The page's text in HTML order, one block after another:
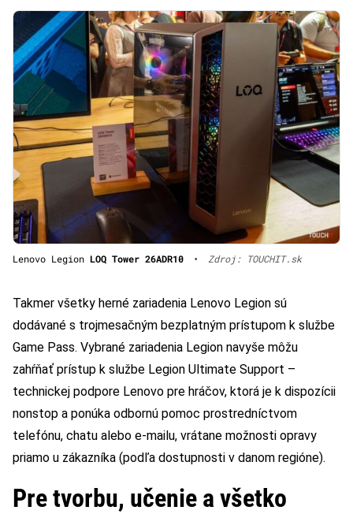
Lenovo Legion LOQ Tower 26ADR10 • Zdroj: TOUCHIT.sk
Takmer všetky herné zariadenia Lenovo Legion sú
dodávané s trojmesačným bezplatným prístupom k službe
Game Pass. Vybrané zariadenia Legion navyše môžu
zahŕňať prístup k službe Legion Ultimate Support –
technickej podpore Lenovo pre hráčov, ktorá je k dispozícii
nonstop a ponúka odbornú pomoc prostredníctvom
telefónu, chatu alebo e-mailu, vrátane možnosti opravy
priamo u zákazníka (podľa dostupnosti v danom regióne).
Pre tvorbu, učenie a všetko